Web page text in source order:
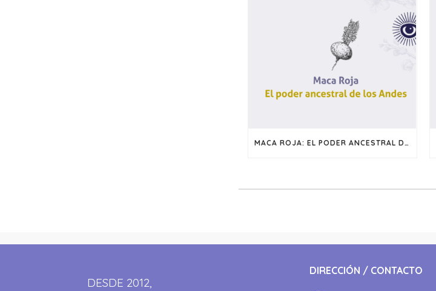
MACA ROJA: EL PODER ANCESTRAL DE LOS ANDES
DESDE 2012,
DIRECCIÓN / CONTACTO